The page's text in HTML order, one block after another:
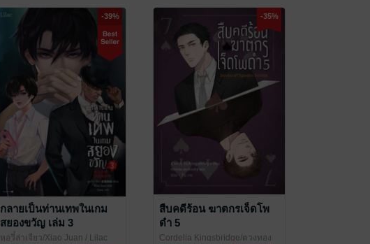
-39%
กลายเป็นท่านเทพในเกม
สยองขวัญ เล่ม 3
หูอวี๋ล่าเจียว/Xiao Juan / Lilac
-35%
สืบคดีร้อน ฆาตกรเจ็ดโพ
ดำ 5
Cordelia Kingsbridge/ตวงทอง